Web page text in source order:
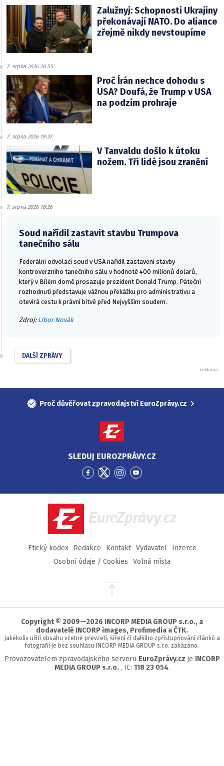
Zalužnyj: Schopnosti Ukrajiny
překonávají NATO. Do aliance
zřejmě nikdy nevstoupíme
7. srpna 2026 20:55
Proč Írán nechce dohodu s
USA? Doufá, že Trump v USA
na podzim prohraje
7. srpna 2026 19:37
V Tanvaldu došlo k útoku
nožem. Tři lidé jsou zranění
7. srpna 2026 18:26
Soud nařídil zastavit stavbu Trumpova
tanečního sálu
Federální odvolací soud v USA nařídil zastavení stavby
kontroverzního tanečního sálu v hodnotě 400 milionů dolarů,
který v Bílém domě prosazuje prezident Donald Trump. Páteční
rozhodnutí představuje vážnou překážku pro administrativu a
otevírá cestu k právní bitvě před Nejvyšším soudem.
Zdroj: Libor Novák
DALŠÍ ZPRÁVY
Proč důvěřovat zpravodajství EuroZprávy.cz
SLEDUJ EUROZPRÁVY.CZ
Přejít
Facebook
Přejít
Twitter
Přejít
Instagram
Přejít
YouTube
EuroZprávy.cz
Etický kodex Redakce Kontakt Vydavatel
Inzerce
Osobní údaje / Cookies
Volná místa
Přejít
stránky
Copyright © 2009—2026 INCORP MEDIA GROUP s.r.o., a
dodavatelé INCORP images, Profimedia a ČTK.
Jakékoliv užití obsahu včetně převzetí, šíření či dalšího zpřístupňování článků a
fotografií je bez souhlasu INCORP MEDIA GROUP s.r.o. zakázáno.
Provozovatelem zpravodajského serveru EuroZprávy.cz je INCORP
MEDIA GROUP s.r.o., IC: 118 23 054.